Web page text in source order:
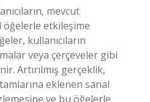
mevcut
öğelerle etkileşime
kullanıcıların
veya çerçeveler gibi
Artırılmış gerçeklik,
eklenen sanal
ve bu öğelerle